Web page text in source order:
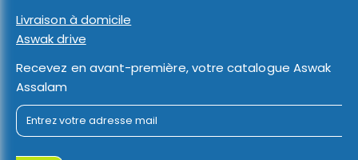
Livraison à domicile
Aswak drive
Recevez en avant-première, votre catalogue Aswak
Assalam